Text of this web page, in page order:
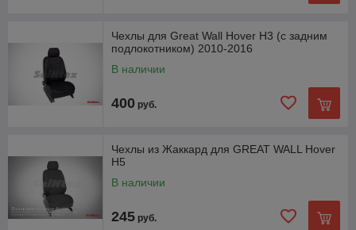
Чехлы для Great Wall Hover H3 (с задним
подлокотником) 2010-2016
В наличии
400 руб.
Чехлы из Жаккард для GREAT WALL Hover
H5
В наличии
245 руб.